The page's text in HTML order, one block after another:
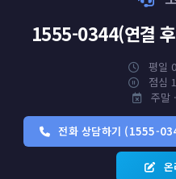
1555-0344(연결
평일
점심
주말
전화 상담하기 (1555-